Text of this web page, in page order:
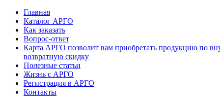
Главная
Каталог АРГО
Как заказать
Вопрос-ответ
Карта АРГО позволит вам приобретать продукцию по
возвратную скидку
Полезные статьи
Жизнь с АРГО
Регистрация в АРГО
Контакты